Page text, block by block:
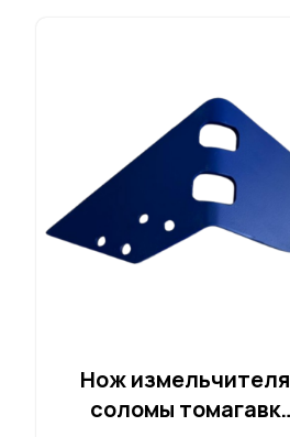
Нож измельчителя
соломы томагавк